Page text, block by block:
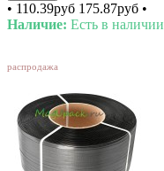
• 110.39руб 175.87руб •
Наличие: Есть в наличии
распродажа